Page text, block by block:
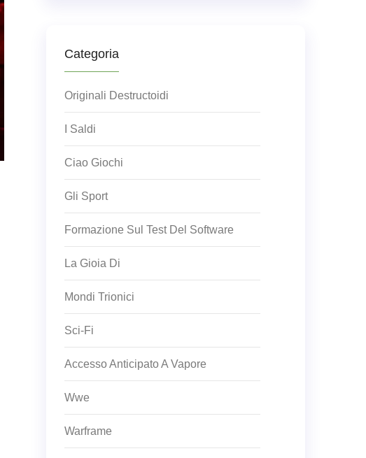
Categoria
Originali Destructoidi
I Saldi
Ciao Giochi
Gli Sport
Formazione Sul Test Del Software
La Gioia Di
Mondi Trionici
Sci-Fi
Accesso Anticipato A Vapore
Wwe
Warframe